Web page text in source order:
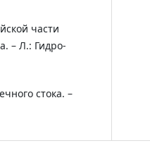
части
– Л.: Гидро-
стока. –